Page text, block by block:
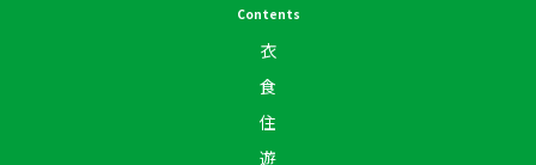
Contents
衣
食
住
遊